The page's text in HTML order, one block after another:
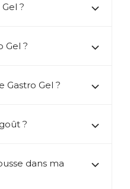
?
Gel ?
Gel ?
?
dans ma